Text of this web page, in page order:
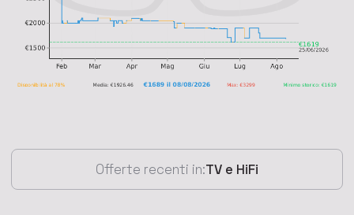
Offerte recenti in:TV e HiFi